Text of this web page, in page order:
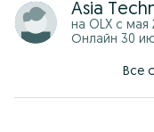
Asia
на OLX с мая
Онлайн 30
Все